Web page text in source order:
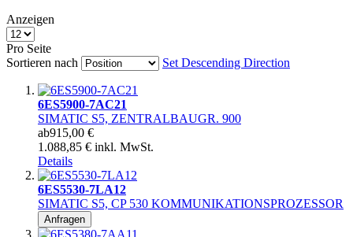
Anzeigen
Pro Seite
Sortieren nach
Set Descending Direction
6ES5900-7AC21
SIMATIC S5, ZENTRALBAUGR. 900
ab915,00 €
1.088,85 € inkl. MwSt.
Details
6ES5530-7LA12
SIMATIC S5, CP 530 KOMMUNIKATIONSPROZESSOR
Anfragen